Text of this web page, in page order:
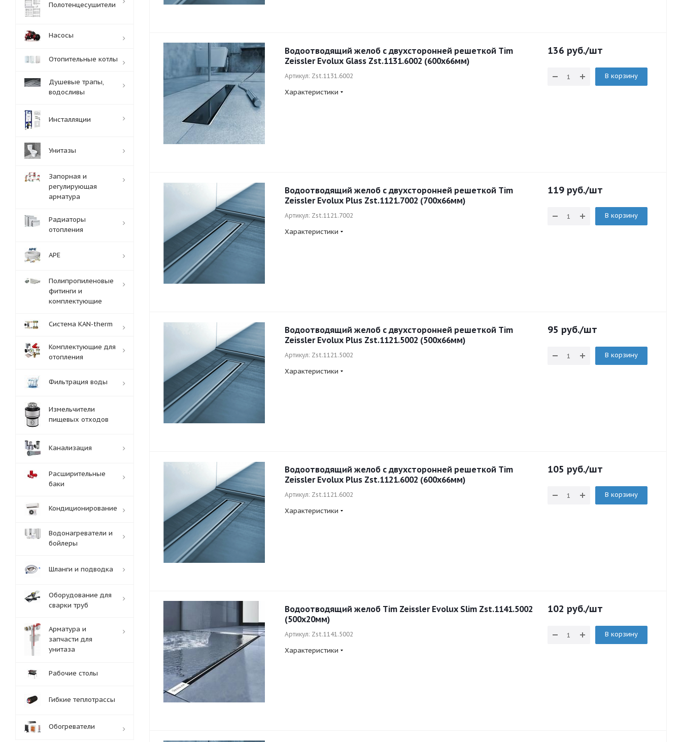
Водоотводящий желоб с двухсторонней решеткой Tim
Zeissler Evolux Glass Zst.1131.6002 (600x66мм)
Артикул: Zst.1131.6002
Характеристики
136 руб./шт
В корзину
Водоотводящий желоб с двухсторонней решеткой Tim
Zeissler Evolux Plus Zst.1121.7002 (700x66мм)
Артикул: Zst.1121.7002
Характеристики
119 руб./шт
В корзину
Водоотводящий желоб с двухсторонней решеткой Tim
Zeissler Evolux Plus Zst.1121.5002 (500x66мм)
Артикул: Zst.1121.5002
Характеристики
95 руб./шт
В корзину
Водоотводящий желоб с двухсторонней решеткой Tim
Zeissler Evolux Plus Zst.1121.6002 (600x66мм)
Артикул: Zst.1121.6002
Характеристики
105 руб./шт
В корзину
Водоотводящий желоб Tim Zeissler Evolux Slim Zst.1141.5002
(500x20мм)
Артикул: Zst.1141.5002
Характеристики
102 руб./шт
В корзину
Полотенцесушители
Насосы
Отопительные котлы
Душевые трапы,
водосливы
Инсталляции
Унитазы
Запорная и
регулирующая
арматура
Радиаторы
отопления
APE
Полипропиленовые
фитинги и
комплектующие
Система KAN-therm
Комплектующие для
отопления
Фильтрация воды
Измельчители
пищевых отходов
Канализация
Расширительные
баки
Кондиционирование
Водонагреватели и
бойлеры
Шланги и подводка
Оборудование для
сварки труб
Арматура и
запчасти для
унитаза
Рабочие столы
Гибкие теплотрассы
Обогреватели